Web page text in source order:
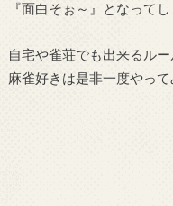
『面白そぉ～』となって
自宅や雀荘でも出来るル
麻雀好きは是非一度やって